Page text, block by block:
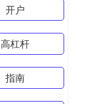
开户
高杠杆
指南